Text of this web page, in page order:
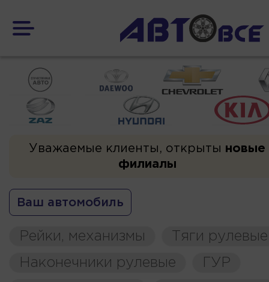
Уважаемые клиенты, открыты новые
филиалы
Ваш автомобиль
Рейки, механизмы
Тяги рулевые
Наконечники рулевые
ГУР